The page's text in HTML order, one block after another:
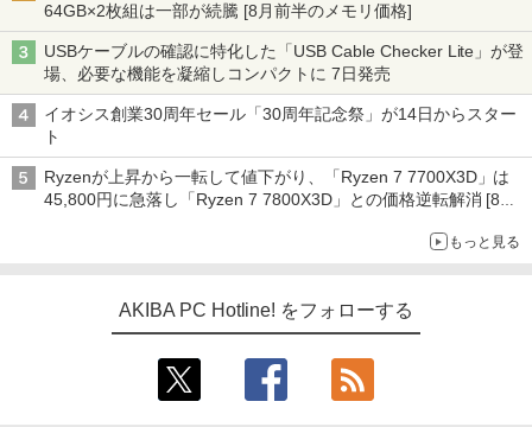
64GB×2枚組は一部が続騰 [8月前半のメモリ価格]
USBケーブルの確認に特化した「USB Cable Checker Lite」が登
場、必要な機能を凝縮しコンパクトに 7日発売
イオシス創業30周年セール「30周年記念祭」が14日からスター
ト
Ryzenが上昇から一転して値下がり、「Ryzen 7 7700X3D」は
45,800円に急落し「Ryzen 7 7800X3D」との価格逆転解消 [8月
もっと見る
AKIBA PC Hotline! をフォローする